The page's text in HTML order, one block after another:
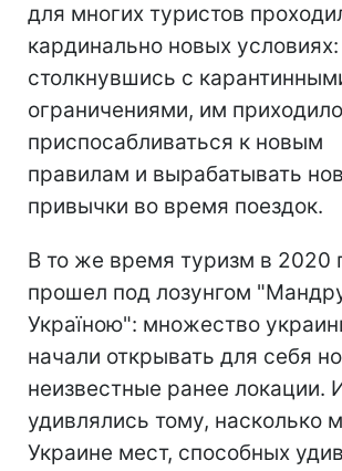
для многих туристов
кардинально новых условиях:
столкнувшись с
ограничениями, им
приспосабливаться к новым
правилам и вырабатывать
привычки во время поездок.
В то же время туризм в 2020
прошел под лозунгом
Україною": множество
начали открывать для себя
неизвестные ранее локации.
удивлялись тому, насколько
Украине мест, способных